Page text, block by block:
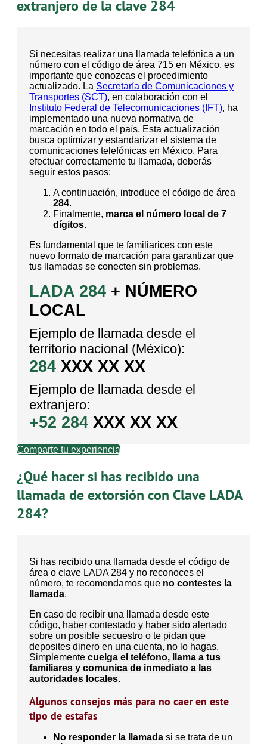
extranjero de la clave 284
Si necesitas realizar una llamada telefónica a un
número con el código de área 715 en México, es
importante que conozcas el procedimiento
actualizado. La Secretaría de Comunicaciones y
Transportes (SCT), en colaboración con el
Instituto Federal de Telecomunicaciones (IFT), ha
implementado una nueva normativa de
marcación en todo el país. Esta actualización
busca optimizar y estandarizar el sistema de
comunicaciones telefónicas en México. Para
efectuar correctamente tu llamada, deberás
seguir estos pasos:
A continuación, introduce el código de área
284.
Finalmente, marca el número local de 7
dígitos.
Es fundamental que te familiarices con este
nuevo formato de marcación para garantizar que
tus llamadas se conecten sin problemas.
LADA 284 + NÚMERO
LOCAL
Ejemplo de llamada desde el
territorio nacional (México):
284 XXX XX XX
Ejemplo de llamada desde el
extranjero:
+52 284 XXX XX XX
Comparte tu experiencia
¿Qué hacer si has recibido una
llamada de extorsión con Clave LADA
284?
Si has recibido una llamada desde el código de
área o clave LADA 284 y no reconoces el
número, te recomendamos que no contestes la
llamada.
En caso de recibir una llamada desde este
código, haber contestado y haber sido alertado
sobre un posible secuestro o te pidan que
deposites dinero en una cuenta, no lo hagas.
Simplemente cuelga el teléfono, llama a tus
familiares y comunica de inmediato a las
autoridades locales.
Algunos consejos más para no caer en este
tipo de estafas
No responder la llamada si se trata de un